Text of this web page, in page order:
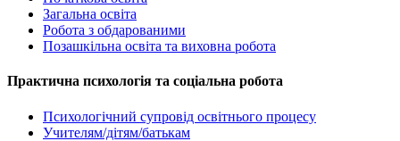
Загальна освіта
Робота з обдарованими
Позашкільна освіта та виховна робота
Практична психологія та соціальна робота
Психологічний супровід освітнього процесу
Учителям/дітям/батькам